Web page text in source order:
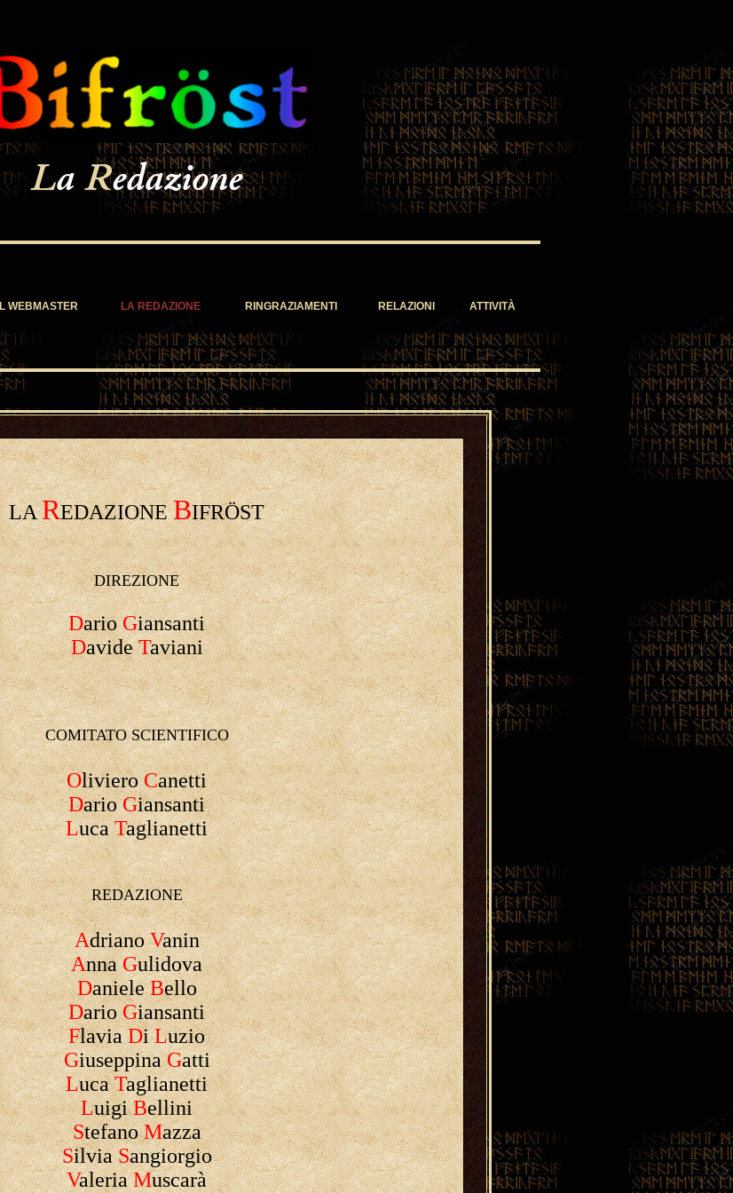
LaRedazione
IL WEBMASTER LA REDAZIONE RINGRAZIAMENTI RELAZIONI ATTIVITÀ
LAREDAZIONEBIFRÖST
DIREZIONE
DarioGiansanti
DavideTaviani
COMITATO SCIENTIFICO
OlivieroCanetti
DarioGiansanti
LucaTaglianetti
REDAZIONE
AdrianoVanin
AnnaGulidova
DanieleBello
DarioGiansanti
FlaviaDiLuzio
GiuseppinaGatti
LucaTaglianetti
LuigiBellini
StefanoMazza
SilviaSangiorgio
ValeriaMuscarà